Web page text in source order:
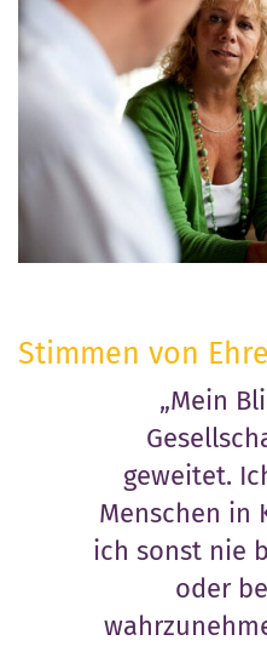
Stimmen von
„Mein
geweitet.
Menschen in
ich sonst nie
oder